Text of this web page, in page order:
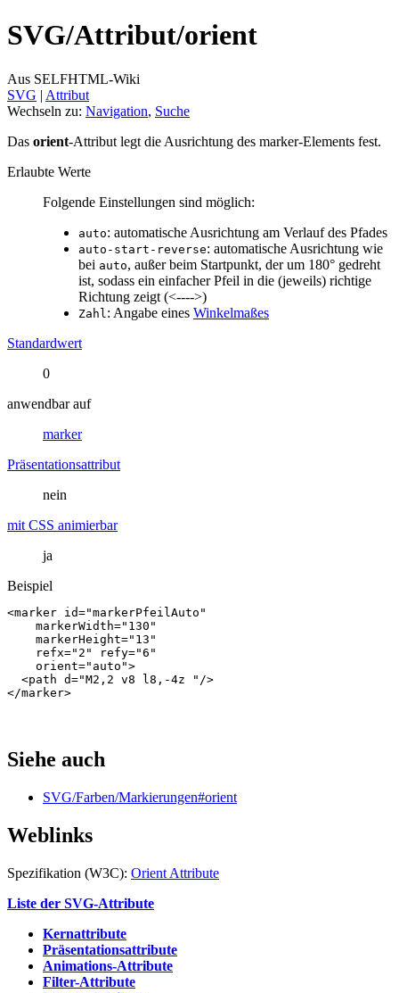
SVG/Attribut/orient
Aus SELFHTML-Wiki
SVG ‎ | Attribut
Wechseln zu: Navigation, Suche
Das orient-Attribut legt die Ausrichtung des marker-Elements fest.
Erlaubte Werte
Folgende Einstellungen sind möglich:
auto: automatische Ausrichtung am Verlauf des Pfades
auto-start-reverse: automatische Ausrichtung wie
bei auto, außer beim Startpunkt, der um 180° gedreht
ist, sodass ein einfacher Pfeil in die (jeweils) richtige
Richtung zeigt (<---->)
Zahl : Angabe eines Winkelmaßes
Standardwert
0
anwendbar auf
marker
Präsentationsattribut
nein
mit CSS animierbar
ja
Beispiel
<marker id="markerPfeilAuto"
markerWidth="130"
markerHeight="13"
refx="2" refy="6"
orient="auto">
<path d="M2,2 v8 l8,-4z " />
</marker>
Siehe auch
SVG/Farben/Markierungen#orient
Weblinks
Spezifikation (W3C): Orient Attribute
Liste der SVG-Attribute
Kernattribute
Präsentationsattribute
Animations-Attribute
Filter-Attribute